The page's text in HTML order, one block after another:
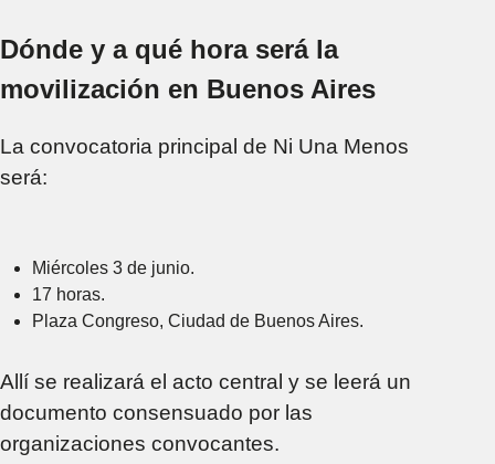
Dónde y a qué hora será la
movilización en Buenos Aires
La convocatoria principal de Ni Una Menos
será:
Miércoles 3 de junio.
17 horas.
Plaza Congreso, Ciudad de Buenos Aires.
Allí se realizará el acto central y se leerá un
documento consensuado por las
organizaciones convocantes.